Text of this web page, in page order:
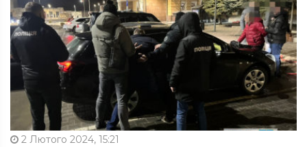
2 Лютого 2024, 15:21